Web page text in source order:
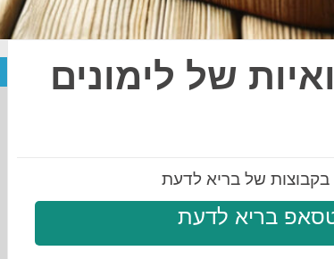
של לימונים
בקבוצות של בריא לדעת
בריא לדעת